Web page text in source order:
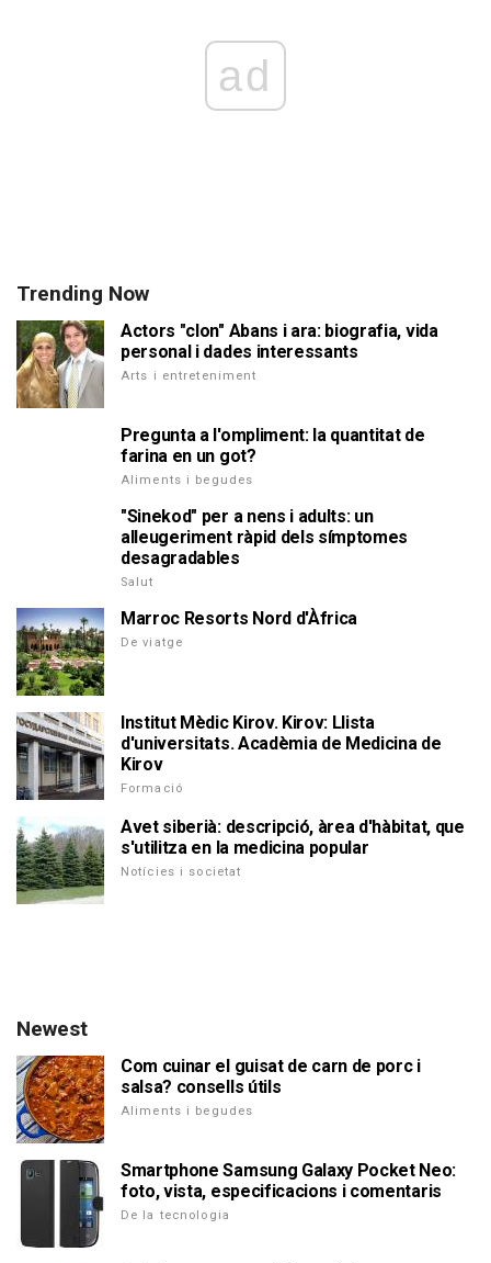
ad
Trending Now
Actors "clon" Abans i ara: biografia, vida
personal i dades interessants
Arts i entreteniment
Pregunta a l'ompliment: la quantitat de
farina en un got?
Aliments i begudes
"Sinekod" per a nens i adults: un
alleugeriment ràpid dels símptomes
desagradables
Salut
Marroc Resorts Nord d'Àfrica
De viatge
Institut Mèdic Kirov. Kirov: Llista
d'universitats. Acadèmia de Medicina de
Kirov
Formació
Avet siberià: descripció, àrea d'hàbitat, que
s'utilitza en la medicina popular
Notícies i societat
Newest
Com cuinar el guisat de carn de porc i
salsa? consells útils
Aliments i begudes
Smartphone Samsung Galaxy Pocket Neo:
foto, vista, especificacions i comentaris
De la tecnologia